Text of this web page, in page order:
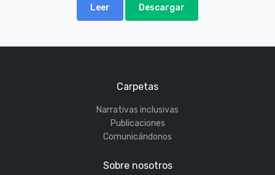
Leer Descargar
Carpetas
Narrativas inclusivas
Publicaciones
Comunicándonos
Sobre nosotros